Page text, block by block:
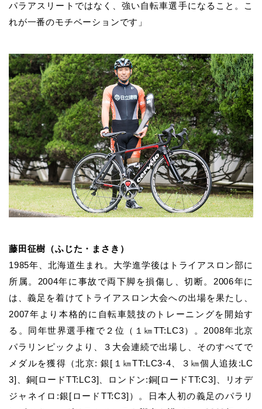
パラアスリートではなく、強い自転車選手になること。こ
れが一番のモチベーションです」
藤田征樹（ふじた・まさき）
1985年、北海道生まれ。大学進学後はトライアスロン部に
所属。 2004年に事故で両下脚を損傷し、切断。 2006年に
は、義足を着けてトライアスロン大会への出場を果たし、
2007年より本格的に自転車競技のトレーニングを開始す
る。同年世界選手権で２位（１㎞TT:LC3）。 2008年北京
パラリンピックより、３大会連続で出場し、そのすべてで
メダルを獲得（北京:銀[ １㎞TT:LC3-4 、３㎞個人追抜 :LC
3] 、銅[ロードTT:LC3] 、ロンドン:銅[ロードTT:C3] 、リオデ
ジャネイロ :銀[ ロード TT:C3]）。日本人初の義足のパラリ